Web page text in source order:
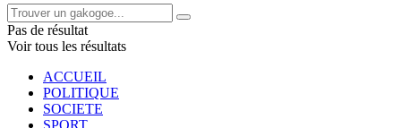
Pas de résultat
Voir tous les résultats
ACCUEIL
POLITIQUE
SOCIETE
SPORT